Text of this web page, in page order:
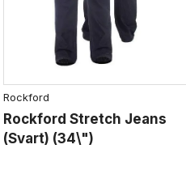
Rockford
Rockford Stretch Jeans
(Svart) (34\")